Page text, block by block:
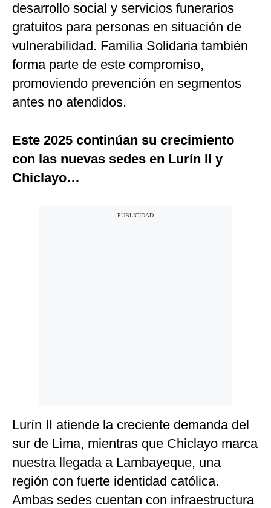
desarrollo social y servicios funerarios
gratuitos para personas en situación de
vulnerabilidad. Familia Solidaria también
forma parte de este compromiso,
promoviendo prevención en segmentos
antes no atendidos.
Este 2025 continúan su crecimiento
con las nuevas sedes en Lurín II y
Chiclayo…
Lurín II atiende la creciente demanda del
sur de Lima, mientras que Chiclayo marca
nuestra llegada a Lambayeque, una
región con fuerte identidad católica.
Ambas sedes cuentan con infraestructura